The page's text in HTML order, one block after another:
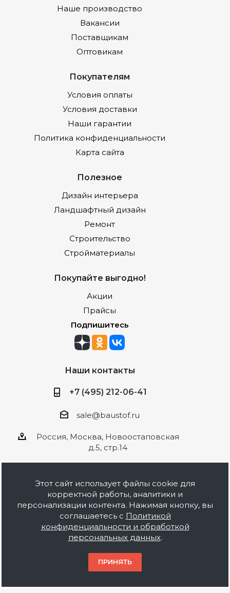
Наше производство
Вакансии
Поставщикам
Оптовикам
Покупателям
Условия оплаты
Условия доставки
Наши гарантии
Политика конфиденциальности
Карта сайта
Полезное
Дизайн интерьера
Ландшафтный дизайн
Ремонт
Строительство
Стройматериалы
Покупайте выгодно!
Акции
Прайсы
Подпишитесь
Наши контакты
+7 (495) 212-06-41
sale@baustof.ru
Россия, Москва, Новоостаповская
д.5, стр.14
2026 © ООО Баустов. Собственное
производство лакокрасочной продукции,
оптовая и розничная продажа строительных
материалов, комплектация объектов под ключ.
Информация на сайте носит ознакомительный
характер и не является публичной офертой.
Этот сайт использует файлы cookie для
корректной работы, аналитики и
персонализации контента. Нажимая кнопку, вы
соглашаетесь с Политикой
конфиденциальности и обработкой
персональных данных.
ПРИНЯТЬ